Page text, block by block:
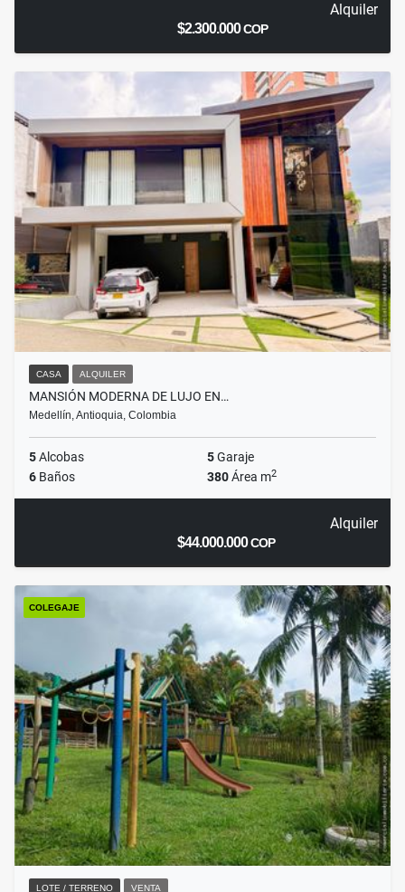
Alquiler
$2.300.000COP
CASA ALQUILER
MANSIÓN MODERNA DE LUJO EN…
Medellín, Antioquia, Colombia
5Alcobas 5Garaje
6 Baños 380Área m2
Alquiler
$44.000.000COP
COLEGAJE
LOTE / TERRENO VENTA